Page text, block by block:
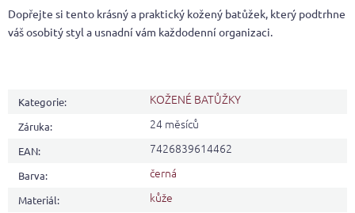
Dopřejte si tento krásný a praktický kožený batůžek, který podtrhne
váš osobitý styl a usnadní vám každodenní organizaci.
Kategorie: KOŽENÉ BATŮŽKY
Záruka: 24 měsíců
EAN: 7426839614462
Barva: černá
Materiál: kůže